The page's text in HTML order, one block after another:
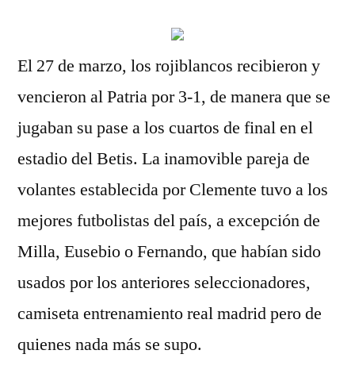
El 27 de marzo, los rojiblancos recibieron y
vencieron al Patria por 3-1, de manera que se
jugaban su pase a los cuartos de final en el
estadio del Betis. La inamovible pareja de
volantes establecida por Clemente tuvo a los
mejores futbolistas del país, a excepción de
Milla, Eusebio o Fernando, que habían sido
usados por los anteriores seleccionadores,
camiseta entrenamiento real madrid pero de
quienes nada más se supo.